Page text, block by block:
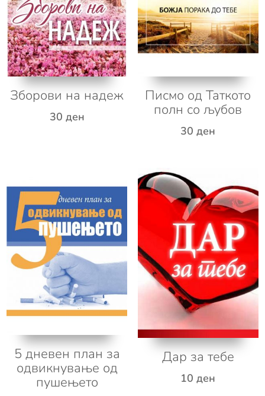
Зборови на надеж
30 ден
Писмо од Таткото
полн со љубов
30ден
5 дневен план за
одвикнување од
пушењето
Дар за тебе
10ден